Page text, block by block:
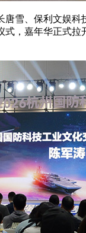
雪、保利文娱
，嘉年华正式